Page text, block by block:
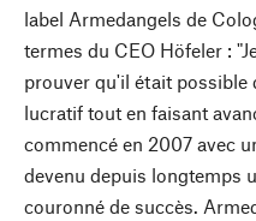
label Armedangels de
termes du CEO Höfeler :
prouver qu'il était possible
lucratif tout en faisant
commencé en 2007 avec
devenu depuis longtemps
couronné de succès.